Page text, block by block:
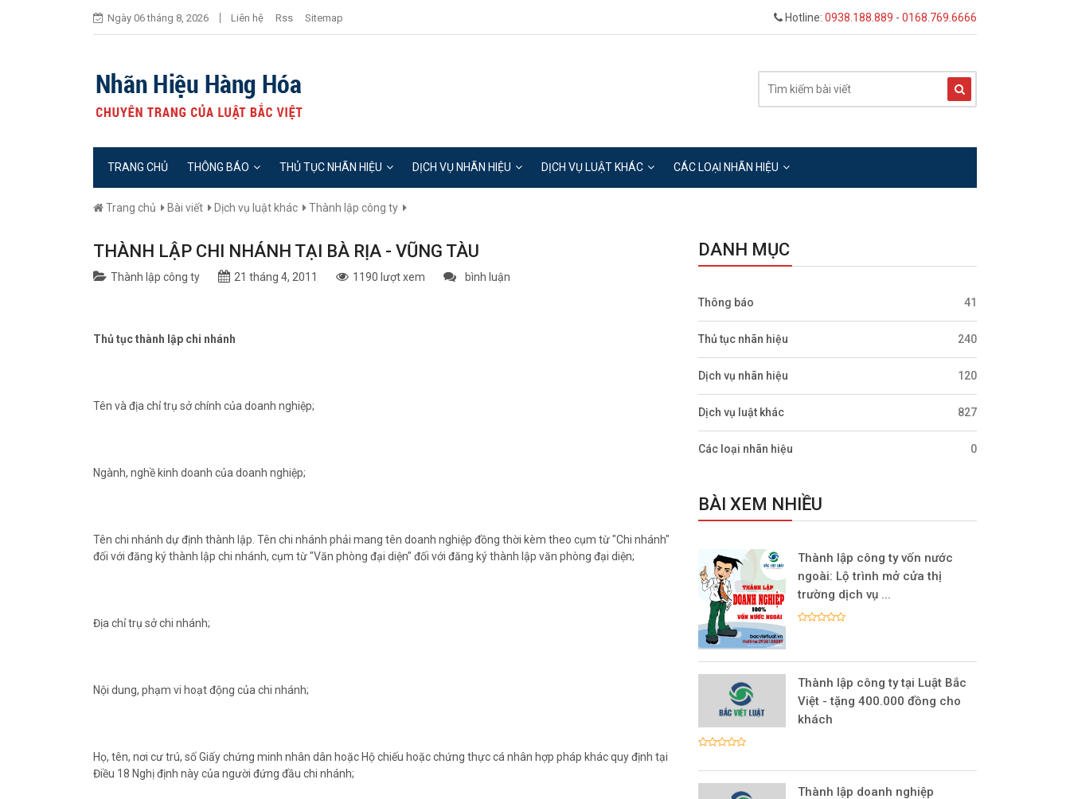
Ngày 06 tháng 8, 2026 Liên hệ Rss Sitemap Hotline: 0938.188.889 - 0168.769.6666
TRANG CHỦ THÔNG BÁO THỦ TỤC NHÃN HIỆU DỊCH VỤ NHÃN HIỆU DỊCH VỤ LUẬT KHÁC CÁC LOẠI NHÃN HIỆU
Trang chủ Bài viết Dịch vụ luật khác Thành lập công ty
THÀNH LẬP CHI NHÁNH TẠI BÀ RỊA - VŨNG TÀU
Thành lập công ty 21 tháng 4, 2011 1190 lượt xem bình luận
Thủ tục thành lập chi nhánh
Tên và địa chỉ trụ sở chính của doanh nghiệp;
Ngành, nghề kinh doanh của doanh nghiệp;
Tên chi nhánh dự định thành lập. Tên chi nhánh phải mang tên doanh nghiệp đồng thời kèm theo cụm từ "Chi nhánh"
đối với đăng ký thành lập chi nhánh, cụm từ "Văn phòng đại diện" đối với đăng ký thành lập văn phòng đại diện;
Địa chỉ trụ sở chi nhánh;
Nội dung, phạm vi hoạt động của chi nhánh;
Họ, tên, nơi cư trú, số Giấy chứng minh nhân dân hoặc Hộ chiếu hoặc chứng thực cá nhân hợp pháp khác quy định tại
Điều 18 Nghị định này của người đứng đầu chi nhánh;
DANH MỤC
Thông báo 41
Thủ tục nhãn hiệu 240
Dịch vụ nhãn hiệu 120
Dịch vụ luật khác 827
Các loại nhãn hiệu 0
BÀI XEM NHIỀU
Thành lập công ty vốn nước
ngoài: Lộ trình mở cửa thị
trường dịch vụ ...
Thành lập công ty tại Luật Bắc
Việt - tặng 400.000 đồng cho
khách
Thành lập doanh nghiệp